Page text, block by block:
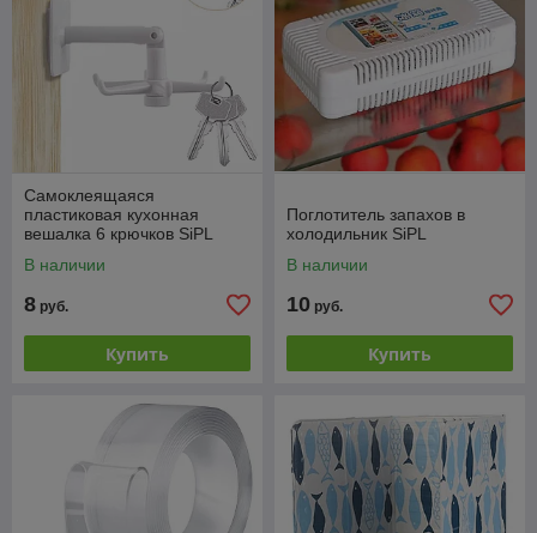
Самоклеящаяся
пластиковая кухонная
вешалка 6 крючков SiPL
В наличии
8 руб.
Купить
Поглотитель запахов в
холодильник SiPL
В наличии
10 руб.
Купить